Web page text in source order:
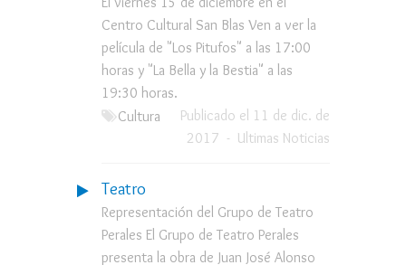
Centro Cultural San Blas Ven a ver la
película de "Los Pitufos" a las 17:00
horas y "La Bella y la Bestia" a las
19:30 horas.
Cultura
Publicado el 11 de dic. de
2017 - Ultimas Noticias
Teatro
Representación del Grupo de Teatro
Perales El Grupo de Teatro Perales
presenta la obra de Juan José Alonso